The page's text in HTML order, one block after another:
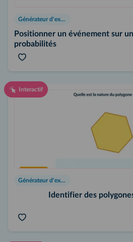
Générateur d'exercices
Positionner un événement sur
probabilités
Interactif
Générateur d'exercices
Identifier des